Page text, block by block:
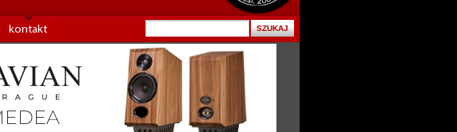
kontakt